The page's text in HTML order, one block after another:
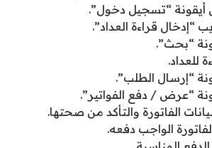
أيقونة “تسجيل دخول”.
“إدخال قراءة العداد”.
“بحث”.
للعداد.
“إرسال الطلب”.
“عرض / دفع الفواتير”.
الفاتورة والتأكد من صحتها.
الواجب دفعه.